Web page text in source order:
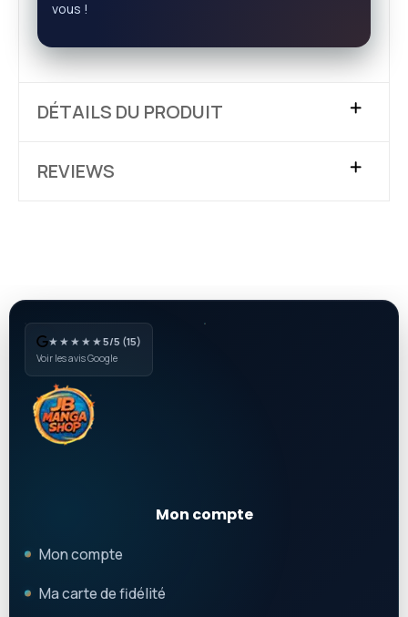
vous !
DÉTAILS DU PRODUIT
REVIEWS
★★★★★5/5 (15)
Voir les avis Google
Mon compte
Mon compte
Ma carte de fidélité